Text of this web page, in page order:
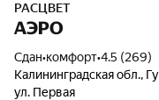
РАСЦВЕТ
АЭРО
Сдан•комфорт•4.5 (269)
Калининградская обл.,
ул. Первая